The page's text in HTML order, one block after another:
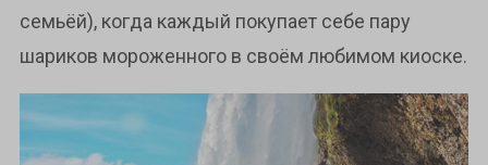
семьёй), когда каждый покупает себе пару
шариков мороженного в своём любимом киоске.